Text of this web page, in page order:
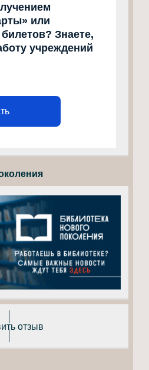
или
Знаете,
учреждений
отзыв